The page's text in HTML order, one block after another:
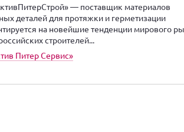
— поставщик материалов
деталей для протяжки и герметизации
на новейшие тенденции мирового
строителей...
Питер Сервис»